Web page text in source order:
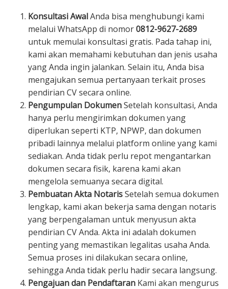
Konsultasi AwalAnda bisa menghubungi kami
melalui WhatsApp di nomor0812-9627-2689
untuk memulai konsultasi gratis. Pada tahap ini,
kami akan memahami kebutuhan dan jenis usaha
yang Anda ingin jalankan. Selain itu, Anda bisa
mengajukan semua pertanyaan terkait proses
pendirian CV secara online.
Pengumpulan DokumenSetelah konsultasi, Anda
hanya perlu mengirimkan dokumen yang
diperlukan seperti KTP, NPWP, dan dokumen
pribadi lainnya melalui platform online yang kami
sediakan. Anda tidak perlu repot mengantarkan
dokumen secara fisik, karena kami akan
mengelola semuanya secara digital.
Pembuatan Akta NotarisSetelah semua dokumen
lengkap, kami akan bekerja sama dengan notaris
yang berpengalaman untuk menyusun akta
pendirian CV Anda. Akta ini adalah dokumen
penting yang memastikan legalitas usaha Anda.
Semua proses ini dilakukan secara online,
sehingga Anda tidak perlu hadir secara langsung.
Pengajuan dan Pendaftaran Kami akan mengurus